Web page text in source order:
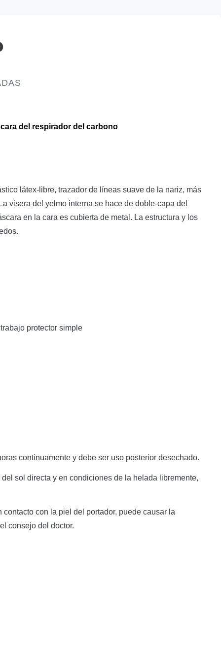
del respirador del carbono
látex-libre, trazador de líneas suave de la nariz, más
visera del yelmo interna se hace de doble-capa del
en la cara es cubierta de metal. La estructura y los
protector simple
continuamente y debe ser uso posterior desechado.
sol directa y en condiciones de la helada libremente,
con la piel del portador, puede causar la
consejo del doctor.